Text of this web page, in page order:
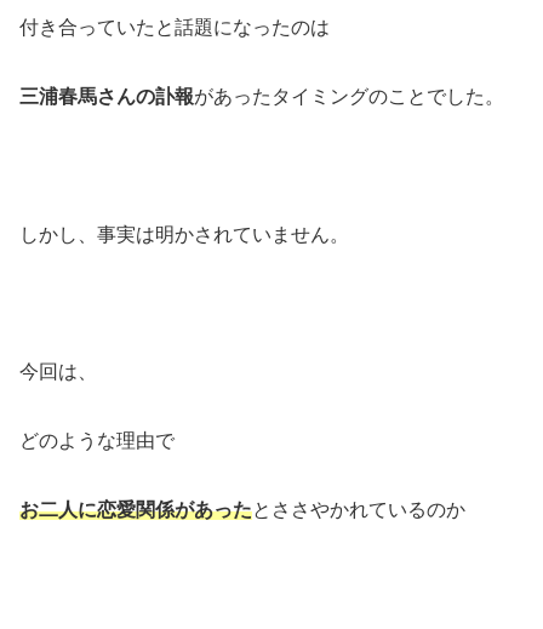
付き合っていたと話題になったのは
三浦春馬さんの訃報があったタイミングのことでした。
しかし、事実は明かされていません。
今回は、
どのような理由で
お二人に恋愛関係があったとささやかれているのか